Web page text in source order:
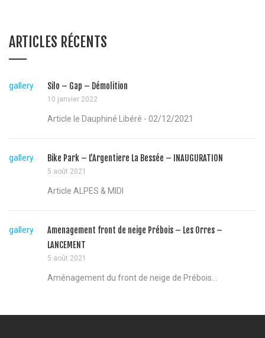
ARTICLES RÉCENTS
gallery Silo – Gap – Démolition
10 janvier 2022
Article le Dauphiné Libéré - 02/12/2021
gallery Bike Park – L’Argentiere La Bessée – INAUGURATION
5 août 2021
Article ALPES & MIDI
gallery
Amenagement front de neige Prébois – Les Orres –
LANCEMENT
5 août 2021
Aménagement du front de neige de Prébois...